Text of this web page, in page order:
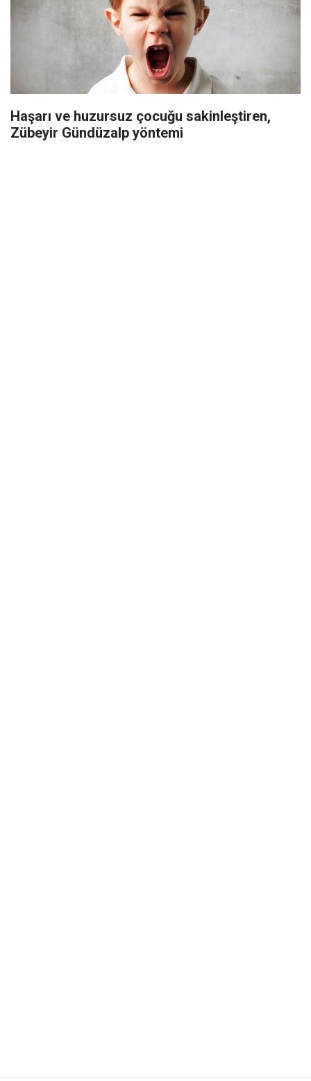
Haşarı ve huzursuz çocuğu sakinleştiren,
Zübeyir Gündüzalp yöntemi